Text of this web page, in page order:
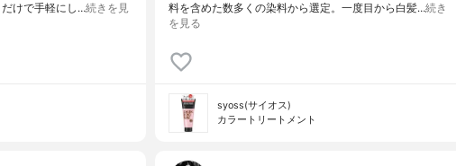
だけで手軽にし…続きを見
料を含めた数多くの染料から選定。⼀度⽬から⽩髪…続き
を見る
syoss(サイオス)
カラートリートメント